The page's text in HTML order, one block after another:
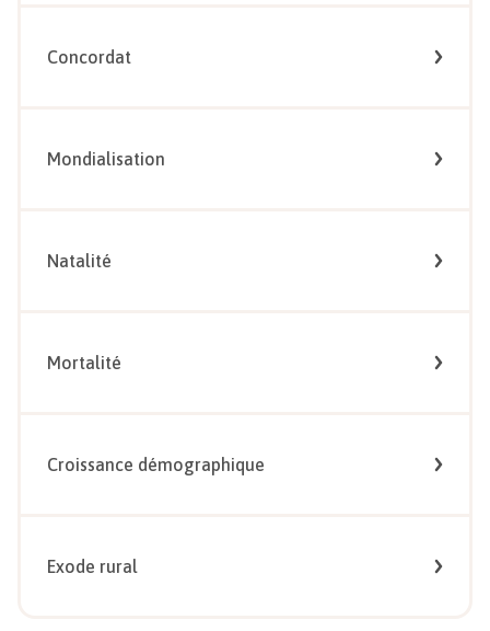
Concordat
Mondialisation
Natalité
Mortalité
Croissance démographique
Exode rural